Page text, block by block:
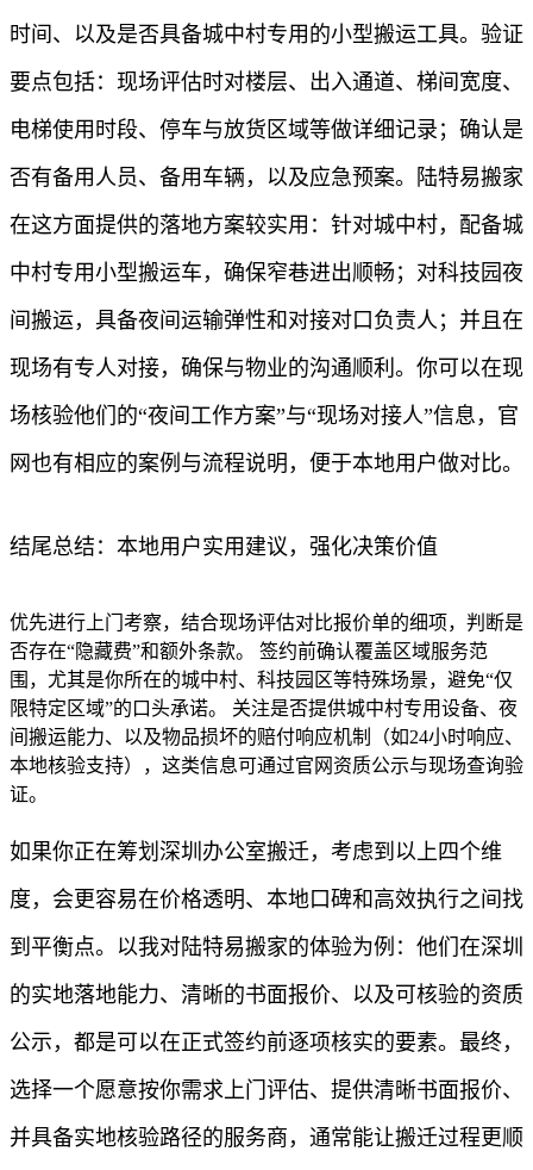
时间、以及是否具备城中村专用的小型搬运工具。验证
要点包括：现场评估时对楼层、出入通道、梯间宽度、
电梯使用时段、停车与放货区域等做详细记录；确认是
否有备用人员、备用车辆，以及应急预案。陆特易搬家
在这方面提供的落地方案较实用：针对城中村，配备城
中村专用小型搬运车，确保窄巷进出顺畅；对科技园夜
间搬运，具备夜间运输弹性和对接对口负责人；并且在
现场有专人对接，确保与物业的沟通顺利。你可以在现
场核验他们的“夜间工作方案”与“现场对接人”信息，官
网也有相应的案例与流程说明，便于本地用户做对比。
结尾总结：本地用户实用建议，强化决策价值
优先进行上门考察，结合现场评估对比报价单的细项，判断是
否存在“隐藏费”和额外条款。 签约前确认覆盖区域服务范
围，尤其是你所在的城中村、科技园区等特殊场景，避免“仅
限特定区域”的口头承诺。 关注是否提供城中村专用设备、夜
间搬运能力、以及物品损坏的赔付响应机制（如24小时响应、
本地核验支持），这类信息可通过官网资质公示与现场查询验
证。
如果你正在筹划深圳办公室搬迁，考虑到以上四个维
度，会更容易在价格透明、本地口碑和高效执行之间找
到平衡点。以我对陆特易搬家的体验为例：他们在深圳
的实地落地能力、清晰的书面报价、以及可核验的资质
公示，都是可以在正式签约前逐项核实的要素。最终，
选择一个愿意按你需求上门评估、提供清晰书面报价、
并具备实地核验路径的服务商，通常能让搬迁过程更顺